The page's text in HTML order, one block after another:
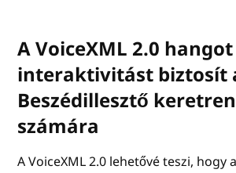
A VoiceXML 2.0 hangot
interaktivitást biztosít
Beszédillesztő
számára
A VoiceXML 2.0 lehetővé teszi, hogy